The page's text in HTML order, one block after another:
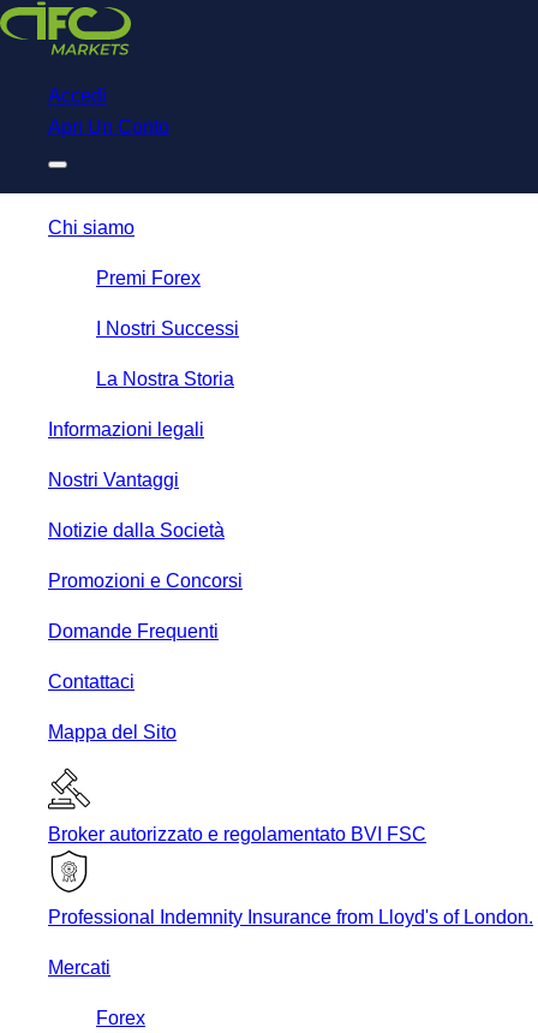
NetTradeX for IFC Markets
Trading App
Accedi
Apri Un Conto
Chi siamo
Premi Forex
I Nostri Successi
La Nostra Storia
Informazioni legali
Nostri Vantaggi
Notizie dalla Società
Promozioni e Concorsi
Domande Frequenti
Contattaci
Mappa del Sito
Broker autorizzato e regolamentato BVI FSC
Professional Indemnity Insurance from Lloyd's of London.
Mercati
Forex